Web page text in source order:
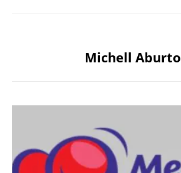
Michell Aburto